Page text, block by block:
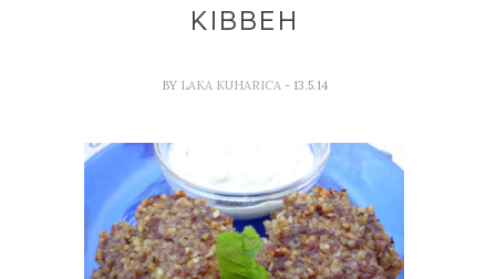
KIBBEH
BY LAKA KUHARICA - 13.5.14